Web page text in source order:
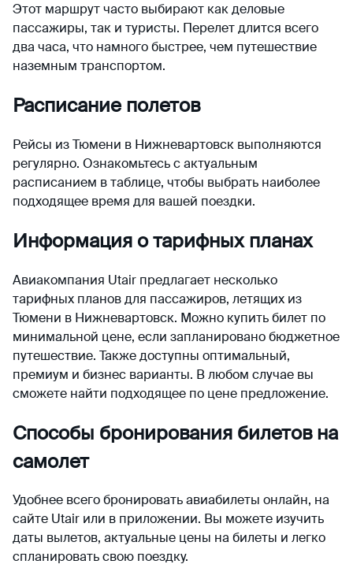
Этот маршрут часто выбирают как деловые
пассажиры, так и туристы. Перелет длится всего
два часа, что намного быстрее, чем путешествие
наземным транспортом.
Расписание полетов
Рейсы из Тюмени в Нижневартовск выполняются
регулярно. Ознакомьтесь с актуальным
расписанием в таблице, чтобы выбрать наиболее
подходящее время для вашей поездки.
Информация о тарифных планах
Авиакомпания Utair предлагает несколько
тарифных планов для пассажиров, летящих из
Тюмени в Нижневартовск. Можно купить билет по
минимальной цене, если запланировано бюджетное
путешествие. Также доступны оптимальный,
премиум и бизнес варианты. В любом случае вы
сможете найти подходящее по цене предложение.
Способы бронирования билетов на
самолет
Удобнее всего бронировать авиабилеты онлайн, на
сайте Utair или в приложении. Вы можете изучить
даты вылетов, актуальные цены на билеты и легко
спланировать свою поездку.